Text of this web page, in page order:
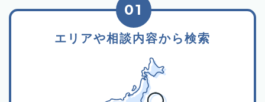
エリアや相談内容から検索
01